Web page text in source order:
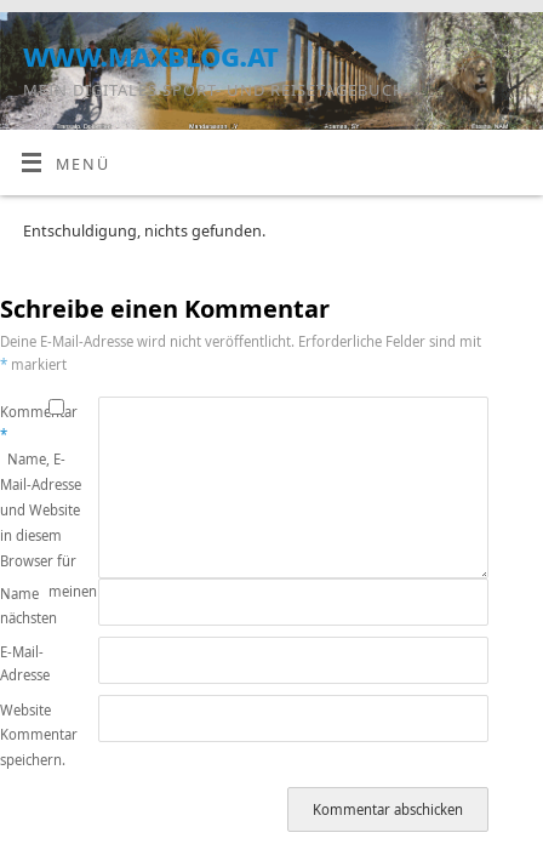
www.maxblog.at
MEIN DIGITALES SPORT- UND REISETAGEBUCH
MENÜ
Entschuldigung, nichts gefunden.
Schreibe einen Kommentar
Deine E-Mail-Adresse wird nicht veröffentlicht. Erforderliche Felder sind mit
* markiert
Kommentar
*
Name
E-Mail-
Adresse
Website
Name, E-
Mail-Adresse
und Website
in diesem
Browser für
meinen
nächsten
Kommentar
speichern.